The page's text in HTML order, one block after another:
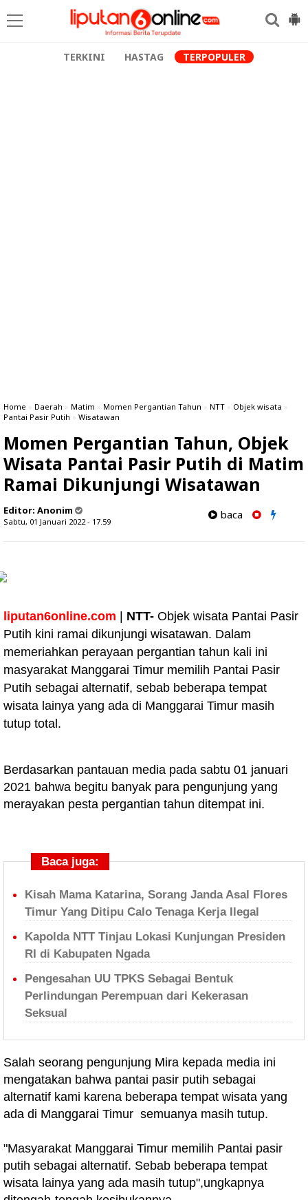
TERKINI HASTAG TERPOPULER
Home » Daerah » Matim » Momen Pergantian Tahun » NTT » Objek wisata »
Pantai Pasir Putih » Wisatawan
Momen Pergantian Tahun, Objek
Wisata Pantai Pasir Putih di Matim
Ramai Dikunjungi Wisatawan
Editor: Anonim
Sabtu, 01 Januari 2022 - 17.59
baca
liputan6online.com NTT- Objek wisata Pantai Pasir
Putih kini ramai dikunjungi wisatawan. Dalam
memeriahkan perayaan pergantian tahun kali ini
masyarakat Manggarai Timur memilih Pantai Pasir
Putih sebagai alternatif, sebab beberapa tempat
wisata lainya yang ada di Manggarai Timur masih
tutup total.
Berdasarkan pantauan media pada sabtu 01 januari
2021 bahwa begitu banyak para pengunjung yang
merayakan pesta pergantian tahun ditempat ini.
Baca juga:
Kisah Mama Katarina, Sorang Janda Asal Flores
Timur Yang Ditipu Calo Tenaga Kerja Ilegal
Kapolda NTT Tinjau Lokasi Kunjungan Presiden
RI di Kabupaten Ngada
Pengesahan UU TPKS Sebagai Bentuk
Perlindungan Perempuan dari Kekerasan
Seksual
Salah seorang pengunjung Mira kepada media ini
mengatakan bahwa pantai pasir putih sebagai
alternatif kami karena beberapa tempat wisata yang
ada di Manggarai Timur semuanya masih tutup.
"Masyarakat Manggarai Timur memilih Pantai pasir
putih sebagai alternatif. Sebab beberapa tempat
wisata lainya yang ada masih tutup",ungkapnya